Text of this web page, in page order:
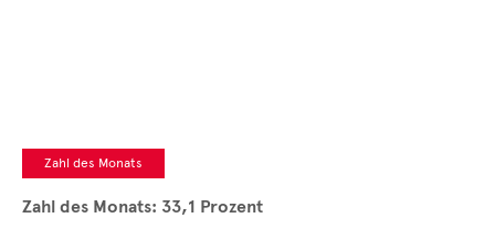
Zahl des Monats
Zahl des Monats: 33,1 Prozent